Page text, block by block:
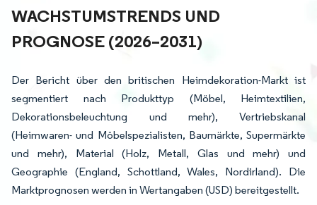
ACHSTUMSTRENDS UND P
ROGNOSE (2026–2031)
Der Bericht über den britischen Heimdekoration-Markt ist
segmentiert nach Produkttyp (Möbel, Heimtextilien,
Dekorationsbeleuchtung und mehr), Vertriebskanal
(Heimwaren- und Möbelspezialisten, Baumärkte, Supermärkte
und mehr), Material (Holz, Metall, Glas und mehr) und
Geographie (England, Schottland, Wales, Nordirland). Die
Marktprognosen werden in Wertangaben (USD) bereitgestellt.